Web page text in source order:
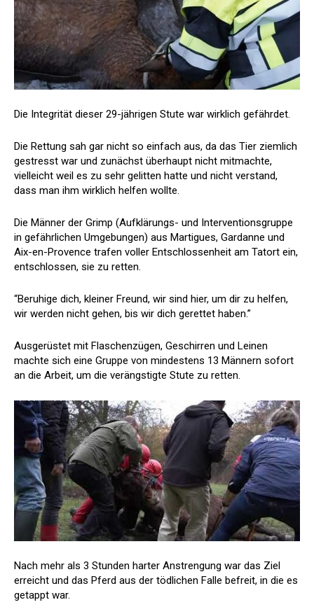
Die Integrität dieser 29-jährigen Stute war wirklich gefährdet.
Die Rettung sah gar nicht so einfach aus, da das Tier ziemlich
gestresst war und zunächst überhaupt nicht mitmachte,
vielleicht weil es zu sehr gelitten hatte und nicht verstand,
dass man ihm wirklich helfen wollte.
Die Männer der Grimp (Aufklärungs- und Interventionsgruppe
in gefährlichen Umgebungen) aus Martigues, Gardanne und
Aix-en-Provence trafen voller Entschlossenheit am Tatort ein,
entschlossen, sie zu retten.
“Beruhige dich, kleiner Freund, wir sind hier, um dir zu helfen,
wir werden nicht gehen, bis wir dich gerettet haben.”
Ausgerüstet mit Flaschenzügen, Geschirren und Leinen
machte sich eine Gruppe von mindestens 13 Männern sofort
an die Arbeit, um die verängstigte Stute zu retten.
Nach mehr als 3 Stunden harter Anstrengung war das Ziel
erreicht und das Pferd aus der tödlichen Falle befreit, in die es
getappt war.